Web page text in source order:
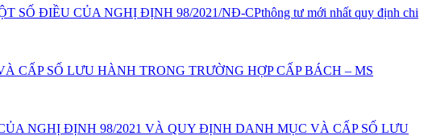
SỐ ĐIỀU CỦA NGHỊ ĐỊNH 98/2021/NĐ-CPthông tư mới nhất quy định chi
CẤP SỐ LƯU HÀNH TRONG TRƯỜNG HỢP CẤP BÁCH – MS
NGHỊ ĐỊNH 98/2021 VÀ QUY ĐỊNH DANH MỤC VÀ CẤP SỐ LƯU